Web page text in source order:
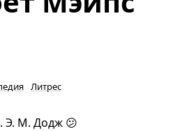
Литрес
Э. М. Додж 😕